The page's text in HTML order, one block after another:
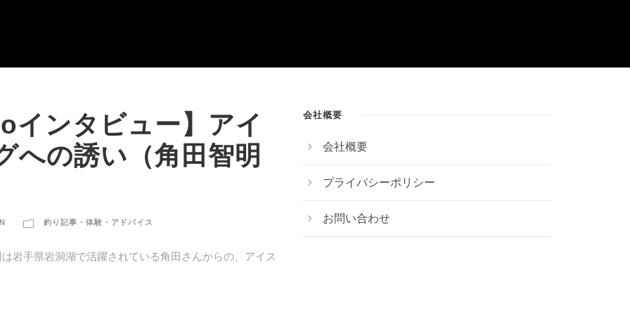
インタビュー】アイ
への誘い（角田智明
釣り記事・体験・アドバイス
岩手県岩洞湖で活躍されている角田さんからの、アイス
会社概要
会社概要
プライバシーポリシー
お問い合わせ